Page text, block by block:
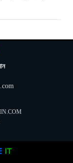
ব্যবস্থা নেওয়ার